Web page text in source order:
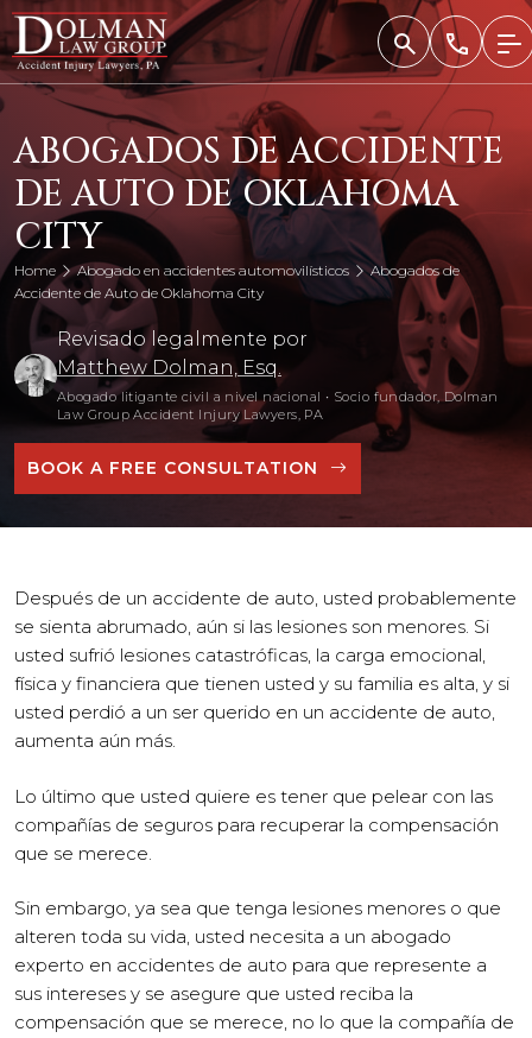
Skip
to
content
ABOGADOS DE ACCIDENTE
DE AUTO DE OKLAHOMA
CITY
Home Abogado en accidentes automovilísticos
Abogados de
Accidente de Auto de Oklahoma City
Revisado legalmente por
Matthew Dolman, Esq.
Abogado litigante civil a nivel nacional • Socio fundador, Dolman
Law Group Accident Injury Lawyers, PA
BOOK A FREE CONSULTATION
Después de un accidente de auto, usted probablemente
se sienta abrumado, aún si las lesiones son menores. Si
usted sufrió lesiones catastróficas, la carga emocional,
física y financiera que tienen usted y su familia es alta, y si
usted perdió a un ser querido en un accidente de auto,
aumenta aún más.
Lo último que usted quiere es tener que pelear con las
compañías de seguros para recuperar la compensación
que se merece.
Sin embargo, ya sea que tenga lesiones menores o que
alteren toda su vida, usted necesita a un abogado
experto en accidentes de auto para que represente a
sus intereses y se asegure que usted reciba la
compensación que se merece, no lo que la compañía de